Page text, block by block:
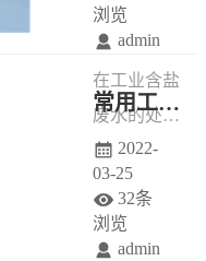
间。
法相结合的
新型高效污
水处理工
艺，它用具
有独特结构
的MBR平片
膜组件置于
曝气池中，
浏览
admin
在工业含盐
废水的处理
过程中，工
业含盐废水
进入低温多
效浓缩结晶
常用工业废水处理方法-生物接触氧化法
2022-
03-25
32条
浏览
admin